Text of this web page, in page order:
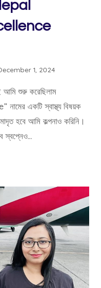
1, 2024
আমি শুরু করেছিলাম
একটি স্বাস্থ্য বিষয়ক
হবে আমি কল্পনাও করিনি।
স্বপ্নেও…